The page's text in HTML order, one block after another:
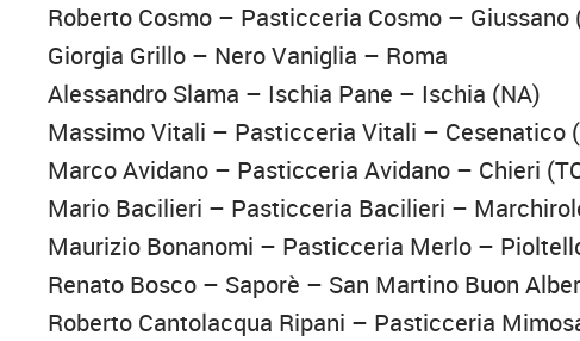
Roberto Cosmo – Pasticceria Cosmo – Giussano
Giorgia Grillo – Nero Vaniglia – Roma
Alessandro Slama – Ischia Pane – Ischia (NA)
Massimo Vitali – Pasticceria Vitali – Cesenatico
Marco Avidano – Pasticceria Avidano – Chieri
Mario Bacilieri – Pasticceria Bacilieri –
Maurizio Bonanomi – Pasticceria Merlo –
Renato Bosco – Saporè – San Martino Buon
Roberto Cantolacqua Ripani – Pasticceria